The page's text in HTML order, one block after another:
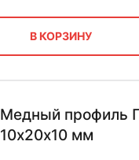
В КОРЗИНУ
Медный профиль
10х20х10 мм